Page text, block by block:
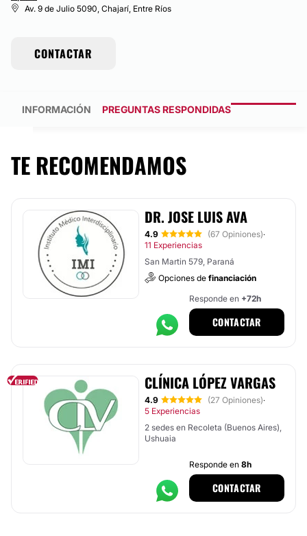
Av. 9 de Julio 5090, Chajarí, Entre Ríos
CONTACTAR
INFORMACIÓN PREGUNTAS RESPONDIDAS
TE RECOMENDAMOS
DR. JOSE LUIS AVA
4.9 (67 Opiniones)·
11 Experiencias
San Martin 579, Paraná
Opciones de financiación
Responde en +72h
CONTACTAR
CLÍNICA LÓPEZ VARGAS
4.9 (27 Opiniones)·
5 Experiencias
2 sedes en Recoleta (Buenos Aires),
Ushuaia
Responde en 8h
CONTACTAR